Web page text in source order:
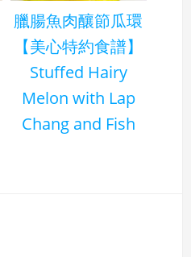
臘腸魚肉釀節瓜環
【美心特約食譜】
Stuffed Hairy
Melon with Lap
Chang and Fish